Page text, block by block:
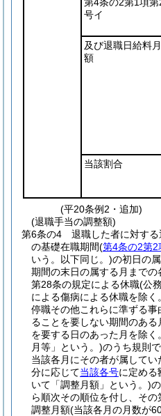
号イ
及び退職日給料月
額
当該割合
(平20条例2・追加)
(退職手当の調整額)
第6条の4
退職した者に対す
の基礎在職期間(第4条の2第2
いう。以下同じ。)の初日の
期間の末日の属する月までの
第28条の規定による休職(公
による傷病による休職を除く
停職その他これらに準ずる
ることを要しない期間のある
を要する日のあった月を除く。
月等」という。)のうち規則
当該各月にその者が属してい
分に応じて当該各号に定める
いて「調整月額」という。)
ら順次その順位を付し、そ
調整月額(当該各月の月数が